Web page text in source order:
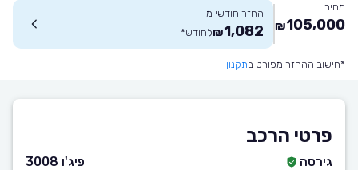
מחיר
105,000
₪
החזר חודשי מ-
1,082
₪לחודש*
*חישוב ההחזר מפורט בתקנון
פרטי הרכב
גירסה
פיג'ו 3008